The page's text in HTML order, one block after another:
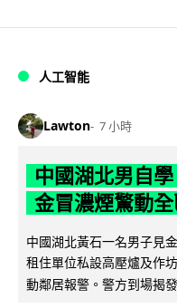
人工智能
Lawton 7 小時
中國湖北男自
金冒濃煙驚動
中國湖北黃石一名男子見
租住單位私設高壓爐及作
動鄰居報警。警方到場揭